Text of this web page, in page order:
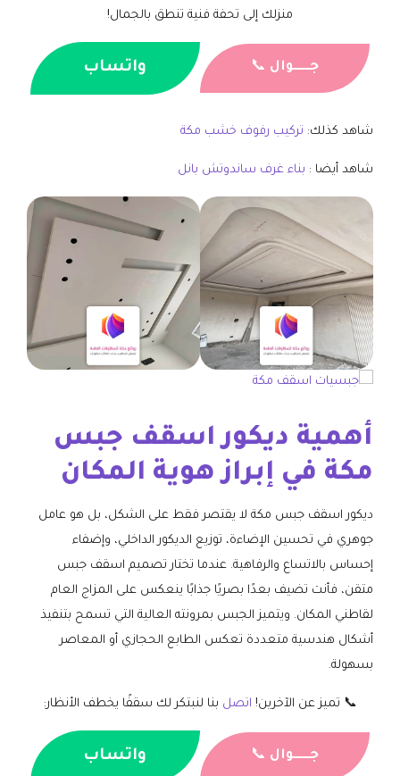
منزلك إلى تحفة فنية تنطق بالجمال!
جــــــوال 📞 واتساب
شاهد كذلك: تركيب رفوف خشب مكة
شاهد أيضا : بناء غرف ساندوتش بانل
أهمية ديكور اسقف جبس
مكة في إبراز هوية المكان
ديكور اسقف جبس مكة لا يقتصر فقط على الشكل، بل هو عامل
جوهري في تحسين الإضاءة، توزيع الديكور الداخلي، وإضفاء
إحساس بالاتساع والرفاهية. عندما تختار تصميم اسقف جبس
متقن، فأنت تضيف بعدًا بصريًا جذابًا ينعكس على المزاج العام
لقاطني المكان. ويتميز الجبس بمرونته العالية التي تسمح بتنفيذ
أشكال هندسية متعددة تعكس الطابع الحجازي أو المعاصر
بسهولة.
📞 تميز عن الآخرين! اتصل بنا لنبتكر لك سقفًا يخطف الأنظار:
جــــــوال 📞 واتساب